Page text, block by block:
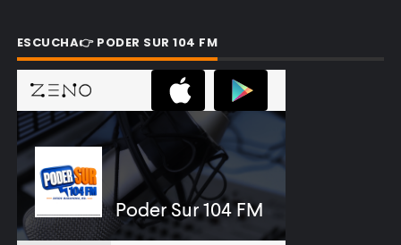
ESCUCHA👉 PODER SUR 104 FM